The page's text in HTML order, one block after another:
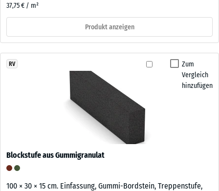
37,75 € / m²
Produkt anzeigen
Zum
Vergleich
hinzufügen
RV
Blockstufe aus Gummigranulat
100 × 30 × 15 cm. Einfassung, Gummi-Bordstein, Treppenstufe,